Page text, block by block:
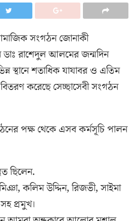
সংগঠন জোনাকী
ডাঃ রাশেদুল আলমের জন্মদিন
স্থানে শতাধিক যাযাবর ও এতিম
বিতরণ করেছে সেচ্ছাসেবী সংগঠন
পক্ষ থেকে এসব কর্মসূচি পালন
ছিলেন.
কলিম উদ্দিন, রিজভী, সাইমা
প্রমুখ।